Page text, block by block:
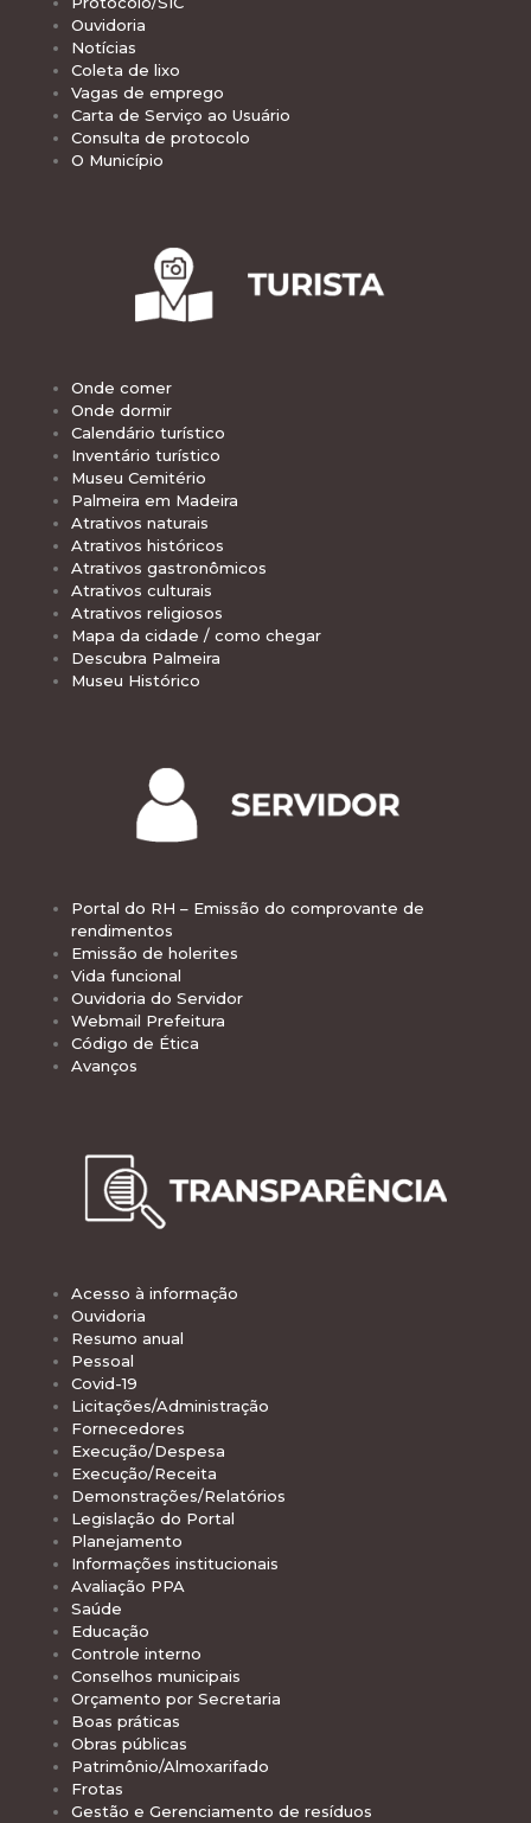
Ouvidoria
Notícias
Coleta de lixo
Vagas de emprego
Carta de Serviço ao Usuário
Consulta de protocolo
O Município
Onde comer
Onde dormir
Calendário turístico
Inventário turístico
Museu Cemitério
Palmeira em Madeira
Atrativos naturais
Atrativos históricos
Atrativos gastronômicos
Atrativos culturais
Atrativos religiosos
Mapa da cidade / como chegar
Descubra Palmeira
Museu Histórico
Portal do RH – Emissão do comprovante de
rendimentos
Emissão de holerites
Vida funcional
Ouvidoria do Servidor
Webmail Prefeitura
Código de Ética
Avanços
Acesso à informação
Ouvidoria
Resumo anual
Pessoal
Covid-19
Licitações/Administração
Fornecedores
Execução/Despesa
Execução/Receita
Demonstrações/Relatórios
Legislação do Portal
Planejamento
Informações institucionais
Avaliação PPA
Saúde
Educação
Controle interno
Conselhos municipais
Orçamento por Secretaria
Boas práticas
Obras públicas
Patrimônio/Almoxarifado
Frotas
Gestão e Gerenciamento de resíduos